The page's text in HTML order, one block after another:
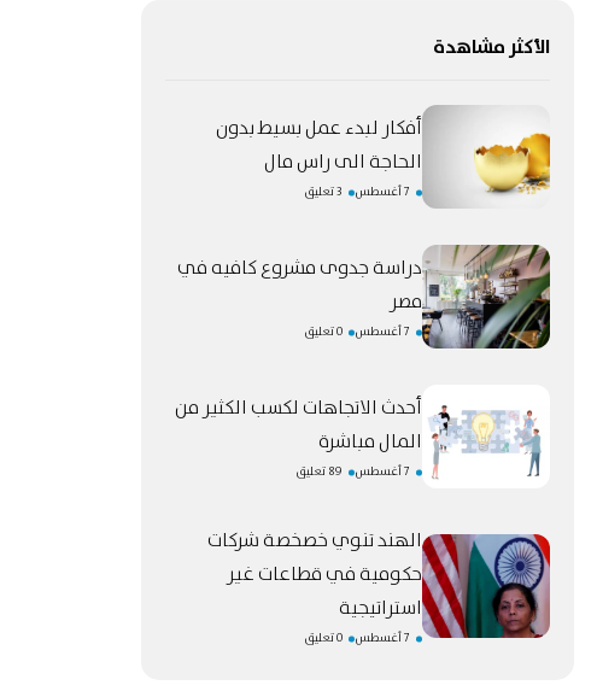
الأكثر مشاهدة
أفكار لبدء عمل بسيط بدون
الحاجة الى راس مال
7 أغسطس 3 تعليق
دراسة جدوى مشروع كافيه في
مصر
7 أغسطس 0 تعليق
أحدث الاتجاهات لكسب الكثير من
المال مباشرة
7 أغسطس 89 تعليق
الهند تنوي خصخصة شركات
حكومية في قطاعات غير
استراتيجية
7 أغسطس 0 تعليق